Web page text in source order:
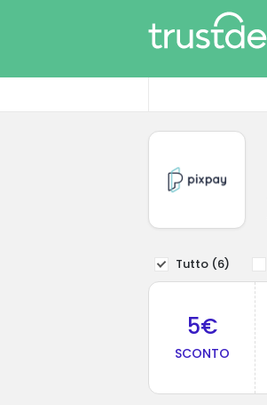
Tutto (6)
5€
SCONTO